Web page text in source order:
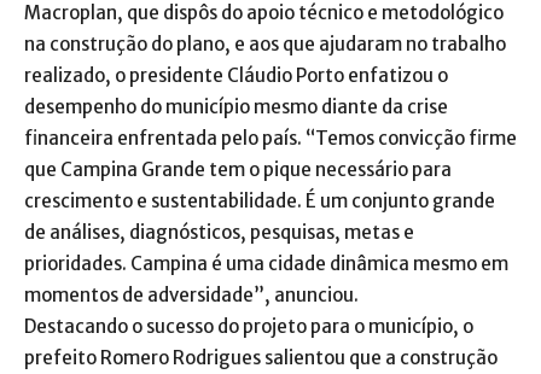
Macroplan, que dispôs do apoio técnico e metodológico
na construção do plano, e aos que ajudaram no trabalho
realizado, o presidente Cláudio Porto enfatizou o
desempenho do município mesmo diante da crise
financeira enfrentada pelo país. “Temos convicção firme
que Campina Grande tem o pique necessário para
crescimento e sustentabilidade. É um conjunto grande
de análises, diagnósticos, pesquisas, metas e
prioridades. Campina é uma cidade dinâmica mesmo em
momentos de adversidade”, anunciou.
Destacando o sucesso do projeto para o município, o
prefeito Romero Rodrigues salientou que a construção